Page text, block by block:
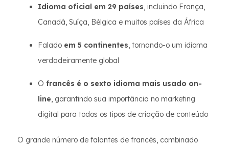
Idioma oficial em 29 países, incluindo França,
Canadá, Suíça, Bélgica e muitos países da África
Falado em 5 continentes, tornando-o um idioma
verdadeiramente global
O francês é o sexto idioma mais usado on-
line, garantindo sua importância no marketing
digital para todos os tipos de criação de conteúdo
O grande número de falantes de francês, combinado